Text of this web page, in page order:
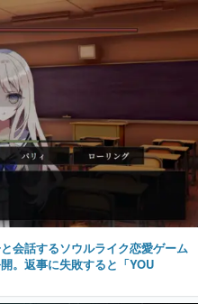
会話するソウルライク恋愛ゲーム
。返事に失敗すると「YOU